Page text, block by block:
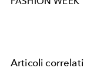
Articoli correlati